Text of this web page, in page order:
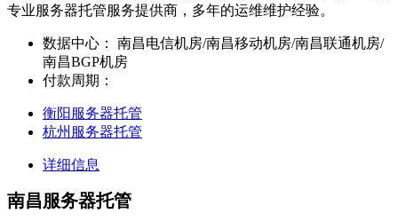
专业服务器托管服务提供商，多年的运维维护经验。
数据中心：
南昌电信机房/南昌移动机房/南昌联通机房/
南昌BGP机房
付款周期：
衡阳服务器托管
杭州服务器托管
详细信息
南昌服务器托管